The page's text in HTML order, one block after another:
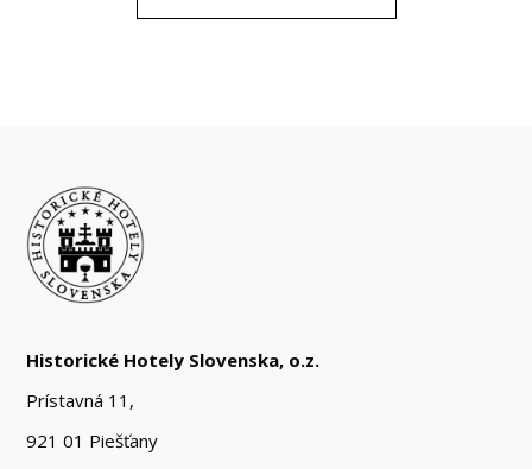
Historické Hotely Slovenska, o.z.
Prístavná 11,
921 01 Piešťany